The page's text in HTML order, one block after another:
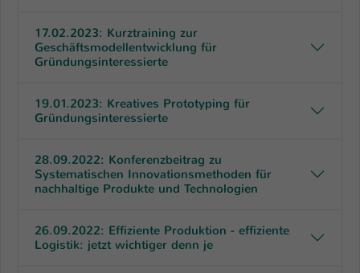
17.02.2023: Kurztraining zur
Geschäftsmodellentwicklung für
Gründungsinteressierte
19.01.2023: Kreatives Prototyping für
Gründungsinteressierte
28.09.2022: Konferenzbeitrag zu
Systematischen Innovationsmethoden für
nachhaltige Produkte und Technologien
26.09.2022: Effiziente Produktion - effiziente
Logistik: jetzt wichtiger denn je